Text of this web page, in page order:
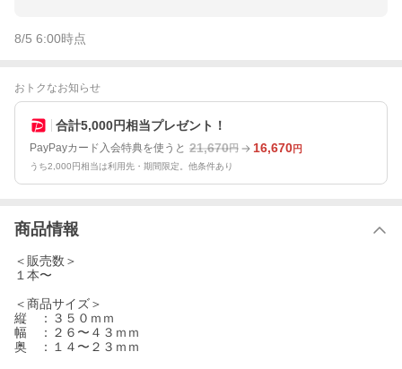
8/5 6:00時点
おトクなお知らせ
合計5,000円相当プレゼント！
PayPayカード入会特典を使うと 21,670円 16,670円
うち2,000円相当は利用先・期間限定。他条件あり
商品情報
＜販売数＞
１本〜
＜商品サイズ＞
縦 ：３５０ｍｍ
幅 ：２６〜４３ｍｍ
奥 ：１４〜２３ｍｍ